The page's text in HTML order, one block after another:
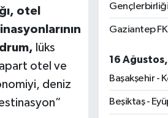
otel
lüks
apart otel ve
deniz
Gençlerbirliği
Gaziantep
16
Başakşehir -
Beşiktaş -